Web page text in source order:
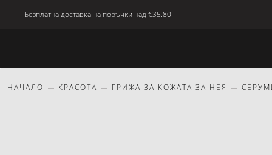
Безплатна доставка на поръчки над€35.80
НАЧАЛО КРАСОТА ГРИЖА ЗА КОЖАТА ЗА НЕЯ